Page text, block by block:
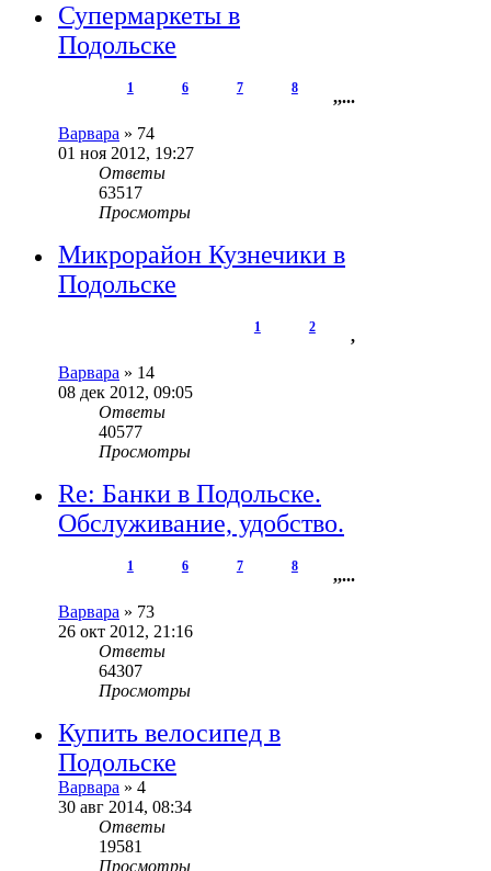
Супермаркеты в
Подольске
1 ...
6 ,
7 ,
8
Варвара »
01 ноя 2012, 19:27
74
Ответы
63517
Просмотры
Микрорайон Кузнечики в
Подольске
1 ,
2
Варвара »
08 дек 2012, 09:05
14
Ответы
40577
Просмотры
Re: Банки в Подольске.
Обслуживание, удобство.
1 ...
6 ,
7 ,
8
Варвара »
26 окт 2012, 21:16
73
Ответы
64307
Просмотры
Купить велосипед в
Подольске
Варвара »
30 авг 2014, 08:34
4
Ответы
19581
Просмотры